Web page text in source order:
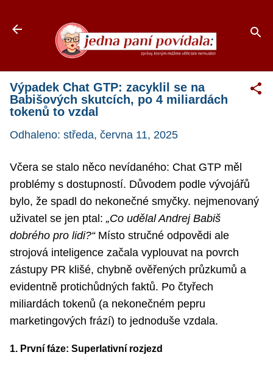
Výpadek Chat GTP: zacyklil se na
Babišových skutcích, po 4 miliardách
tokenů to vzdal
Odhaleno: středa, června 11, 2025
Včera se stalo něco nevídaného: Chat GTP měl
problémy s dostupností. Důvodem podle vývojářů
bylo, že spadl do nekonečné smyčky. nejmenovaný
uživatel se jen ptal: „Co udělal Andrej Babiš
dobrého pro lidi?“Místo stručné odpovědi ale
strojová inteligence začala vyplouvat na povrch
zástupy PR klišé, chybně ověřených průzkumů a
evidentně protichůdných faktů. Po čtyřech
miliardách tokenů (a nekonečném pepru
marketingových frází) to jednoduše vzdala.
1. První fáze: Superlativní rozjezd